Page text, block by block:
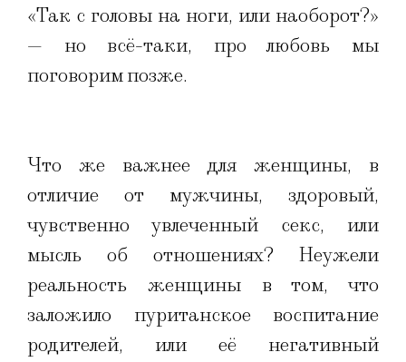
«Так с головы на ноги, или наоборот?»
— но всё-таки, про любовь мы
поговорим позже.
Что же важнее для женщины, в
отличие от мужчины, здоровый,
чувственно увлеченный секс, или
мысль об отношениях? Неужели
реальность женщины в том, что
заложило пуританское воспитание
родителей, или её негативный